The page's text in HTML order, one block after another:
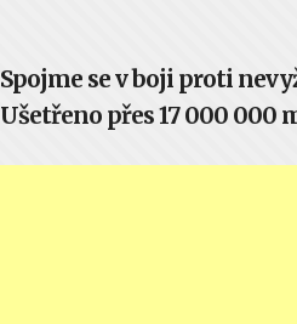
Spojme se v boji proti
Ušetřeno přes 17 000 000